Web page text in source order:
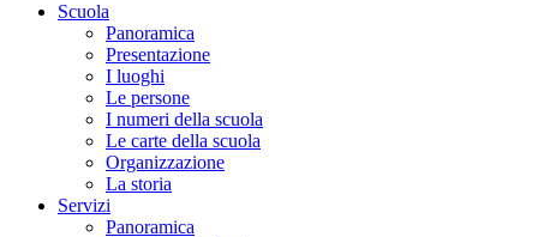
Scuola
Panoramica
Presentazione
I luoghi
Le persone
I numeri della scuola
Le carte della scuola
Organizzazione
La storia
Servizi
Panoramica